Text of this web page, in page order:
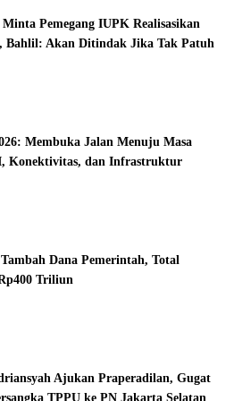
Pemegang IUPK Realisasikan
Bahlil: Akan Ditindak Jika Tak Patuh
Membuka Jalan Menuju Masa
Konektivitas, dan Infrastruktur
Dana Pemerintah, Total
Triliun
Ajukan Praperadilan, Gugat
TPPU ke PN Jakarta Selatan